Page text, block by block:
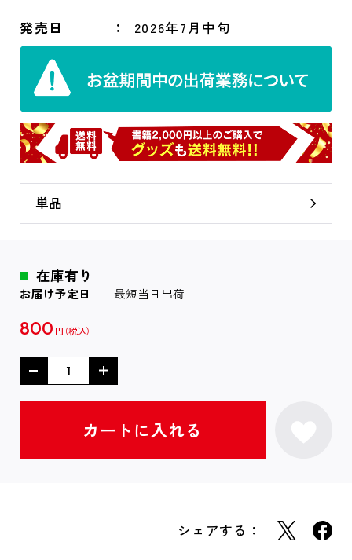
発売日 2026年7月中旬
単品
在庫有り
お届け予定日 最短当日出荷
800 円
シェアする：